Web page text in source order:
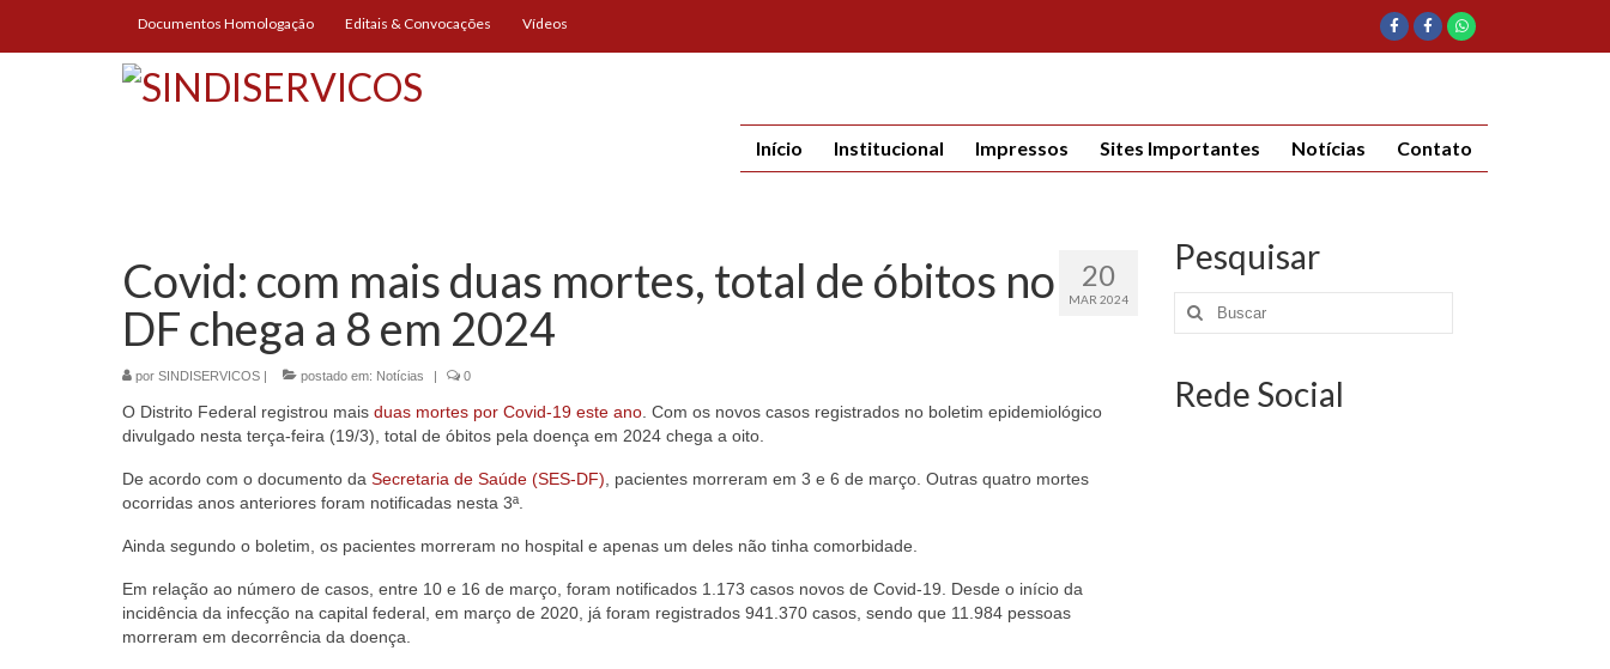
Documentos Homologação Editais & Convocações Vídeos
Início Institucional Impressos Sites Importantes Notícias Contato
20
MAR 2024
Covid: com mais duas mortes, total de óbitos no
DF chega a 8 em 2024
por SINDISERVICOS | postado em: Notícias | 0
O Distrito Federal registrou mais duas mortes por Covid-19 este ano . Com os novos casos registrados no boletim epidemiológico
divulgado nesta terça-feira (19/3), total de óbitos pela doença em 2024 chega a oito.
De acordo com o documento da Secretaria de Saúde (SES-DF) , pacientes morreram em 3 e 6 de março. Outras quatro mortes
ocorridas anos anteriores foram notificadas nesta 3ª.
Ainda segundo o boletim, os pacientes morreram no hospital e apenas um deles não tinha comorbidade.
Em relação ao número de casos, entre 10 e 16 de março, foram notificados 1.173 casos novos de Covid-19. Desde o início da
incidência da infecção na capital federal, em março de 2020, já foram registrados 941.370 casos, sendo que 11.984 pessoas
morreram em decorrência da doença.
Pesquisar
Rede Social